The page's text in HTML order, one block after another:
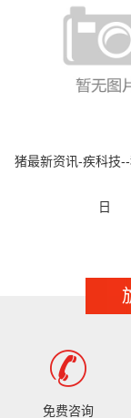
猪最新资讯-疾科技
日
免费咨询